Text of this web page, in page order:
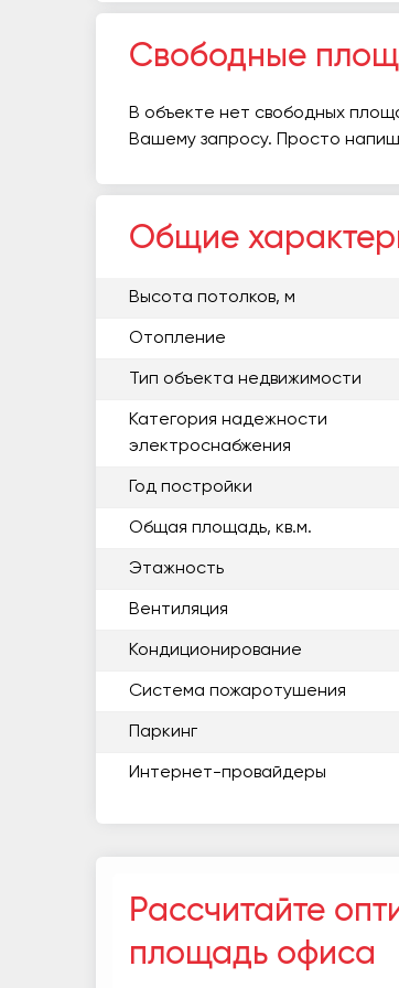
Свободные
В объекте нет свободных
Вашему запросу. Просто
Общие
Высота потолков, м
Отопление
Тип объекта недвижимости
Категория надежности
электроснабжения
Год постройки
Общая площадь, кв.м.
Этажность
Вентиляция
Кондиционирование
Система пожаротушения
Паркинг
Интернет-провайдеры
Рассчитайте
площадь офиса